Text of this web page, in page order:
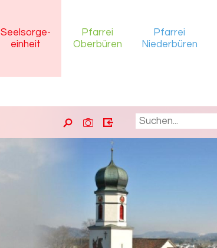
Seelsorge-
einheit
Pfarrei
Oberbüren
Pfarrei
Niederbüren